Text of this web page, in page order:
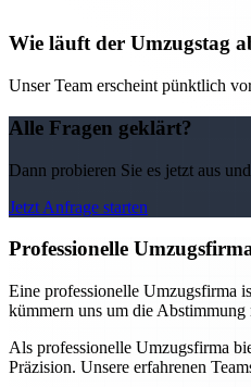
Wie läuft der Umzugstag
Unser Team erscheint pünktlich
Alle Fragen geklärt?
Dann probieren Sie es jetzt aus
Jetzt Anfrage starten
Professionelle
Eine professionelle Umzugsfirma
kümmern uns um die Abstimmung
Als professionelle Umzugsfirma
Präzision. Unsere erfahrenen